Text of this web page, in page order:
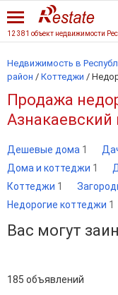
Недвижимость в
район / Коттеджи /
Продажа
Азнакаевский
Дешевые дома 1
Дома и коттеджи 1
Коттеджи 1
Недорогие коттеджи 1
Вас могут
185 объявлений